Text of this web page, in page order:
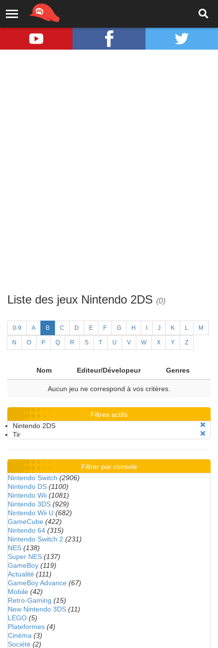
Liste des jeux Nintendo 2DS (0)
0-9 A B C D E F G H J K L M
N O P Q R S T U V W X Y Z
Nom Editeur/Dévelopeur Genres
Aucun jeu ne correspond à vos critères.
Filtres actifs
Nintendo 2DS
Tir
Filtrer par console
Nintendo Switch (2906)
Nintendo DS (1100)
Nintendo Wii (1081)
Nintendo 3DS (929)
Nintendo Wii U (682)
GameCube (422)
Nintendo 64 (315)
Nintendo Switch 2 (231)
NES (138)
Super NES (137)
GameBoy (119)
Actualité (111)
GameBoy Advance (67)
Mobile (42)
Retro-Gaming (15)
New Nintendo 3DS (11)
LEGO (5)
Plateformes (4)
Cinéma (3)
Société (2)